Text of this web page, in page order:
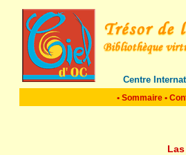
Centre
• Sommaire •